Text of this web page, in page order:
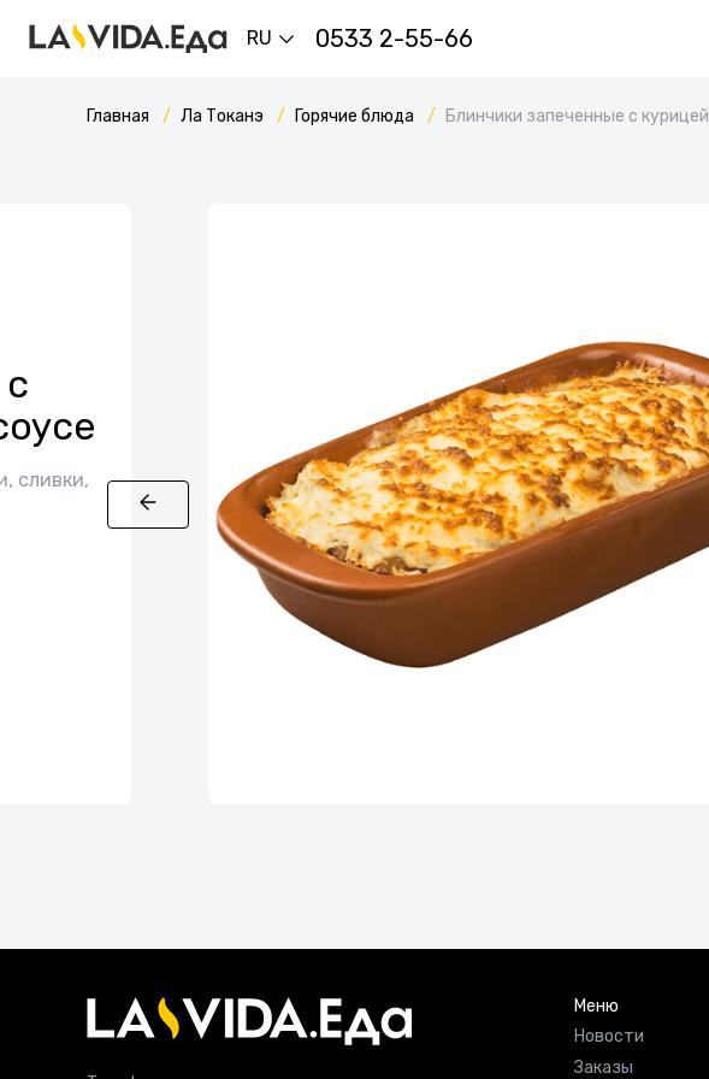
RU 0533 2-55-66
Главная Ла Токанэ Горячие блюда Блинчики запеченные с курицей
сливки,
Меню
Новости
Заказы